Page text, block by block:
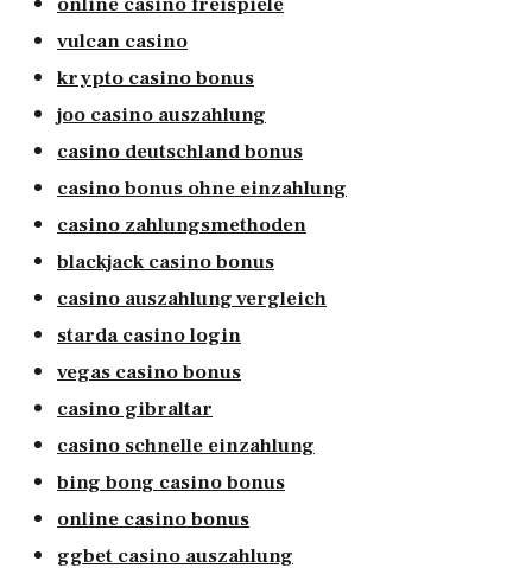
vulcan casino
krypto casino bonus
joo casino auszahlung
casino deutschland bonus
casino bonus ohne einzahlung
casino zahlungsmethoden
blackjack casino bonus
casino auszahlung vergleich
starda casino login
vegas casino bonus
casino gibraltar
casino schnelle einzahlung
bing bong casino bonus
online casino bonus
ggbet casino auszahlung